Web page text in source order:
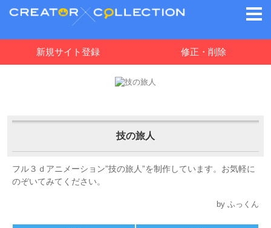
新規サイト登録 修正・削除
技の旅人
フル３ｄアニメーション”技の旅人”を制作しています。お気軽に
のぞいてみてください。
by ふっくん